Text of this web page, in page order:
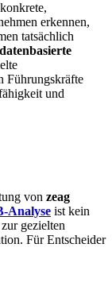
erkennen,
tatsächlich
Führungskräfte
und
von zeag
Analyse ist kein
gezielten
Für Entscheider